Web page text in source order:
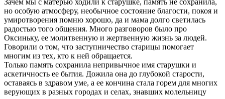
Зачем мы с матерью ходили к старушке, память не сохранила,
но особую атмосферу, необычное состояние благости, покоя и
умиротворения помню хорошо, да и мама долго светилась
радостью того общения. Много разговоров было про
Оксиньку, ее молитвенную и жертвенную жизнь за людей.
Говорили о том, что заступничество старицы помогает
многим из тех, кто к ней обращается.
Только память сохранила непривычное имя старушки и
аскетичность ее бытия. Дожила она до глубокой старости,
оставаясь в здравом уме, а ее кончина стала горем для многих
верующих в разных городах и селах, знавших молельницу